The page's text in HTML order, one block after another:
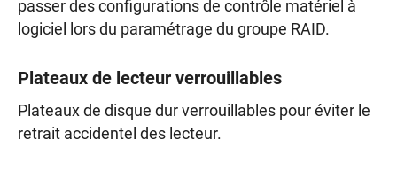
passer des configurations de contrôle matériel à
logiciel lors du paramétrage du groupe RAID.
Plateaux de lecteur verrouillables
Plateaux de disque dur verrouillables pour éviter le
retrait accidentel des lecteur.